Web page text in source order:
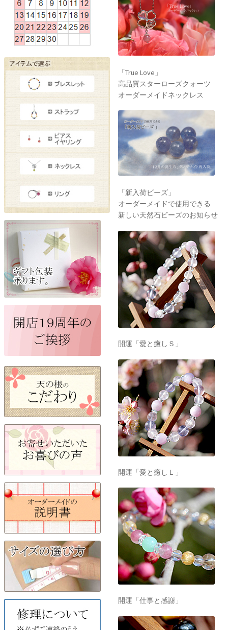
「True Love」
高品質スターローズクォーツ
オーダーメイドネックレス
「新入荷ビーズ」
オーダーメイドで使用できる
新しい天然石ビーズのお知らせ
開運「愛と癒しＳ」
開運「愛と癒しＬ」
開運「仕事と感謝」